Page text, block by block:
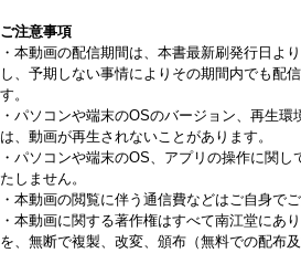
ご注意事項
・本動画の配信期間は、本書最新刷発行日よ
し、予期しない事情によりその期間内でも配
す。
・パソコンや端末のOSのバージョン、再生
は、動画が再生されないことがあります。
・パソコンや端末のOS、アプリの操作に関
たしません。
・本動画の閲覧に伴う通信費などはご自身でご
・本動画に関する著作権はすべて南江堂にあ
を、無断で複製、改変、頒布（無料での配布